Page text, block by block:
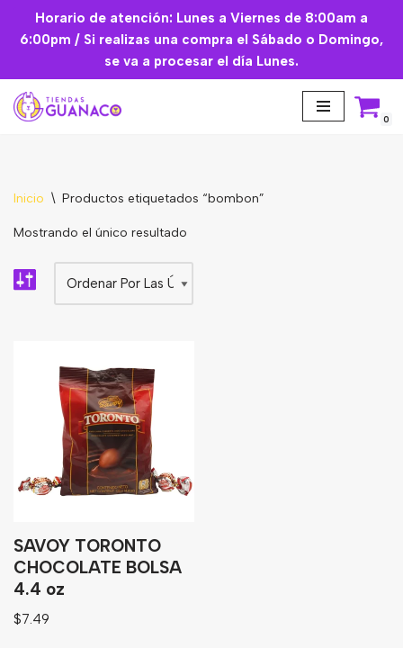
Saltar
contenido
Horario de atención: Lunes a Viernes de 8:00am a
6:00pm / Si realizas una compra el Sábado o Domingo,
se va a procesar el día Lunes.
0
Mascarilla facial
Básicos de Cocina
Granos
Harinas
Edulcorante
Enlatados
Sopas
Atoles
Inicio \ Productos etiquetados “bombon”
Mostrando el único resultado
SAVOY TORONTO
CHOCOLATE BOLSA
4.4 oz
$7.49